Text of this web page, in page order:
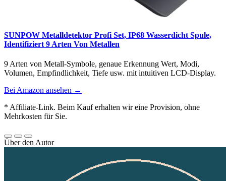
SUNPOW Metalldetektor Profi Set, IP68 Wasserdicht Spule,
Identifiziert 9 Arten Von Metallen
9 Arten von Metall-Symbole, genaue Erkennung Wert, Modi,
Volumen, Empfindlichkeit, Tiefe usw. mit intuitiven LCD-Display.
Bei Amazon ansehen →
* Affiliate-Link. Beim Kauf erhalten wir eine Provision, ohne
Mehrkosten für Sie.
Über den Autor